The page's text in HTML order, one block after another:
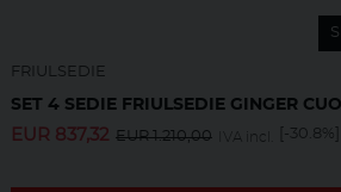
FRIULSEDIE
SET 4 SEDIE FRIULSEDIE GINGER
EUR 837,32 EUR1.210,00 IVA incl. [-30.8%]